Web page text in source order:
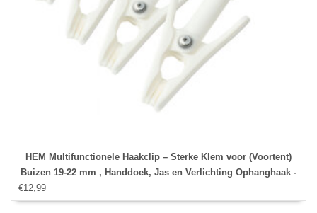
HEM Multifunctionele Haakclip – Sterke Klem voor (Voortent)
Buizen 19-22 mm , Handdoek, Jas en Verlichting Ophanghaak -
€12,99